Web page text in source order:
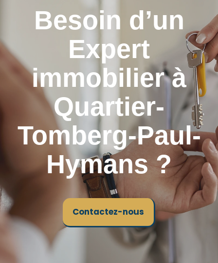
Besoin d’un
Expert
immobilier à
Quartier-
Tomberg-Paul-
Hymans ?
Contactez-nous